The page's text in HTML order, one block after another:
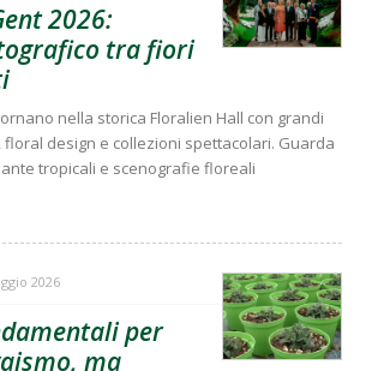
2026:
tra fiori
nella storica Floralien Hall con grandi
design e collezioni spettacolari. Guarda
tropicali e scenografie floreali
2026
per
ma